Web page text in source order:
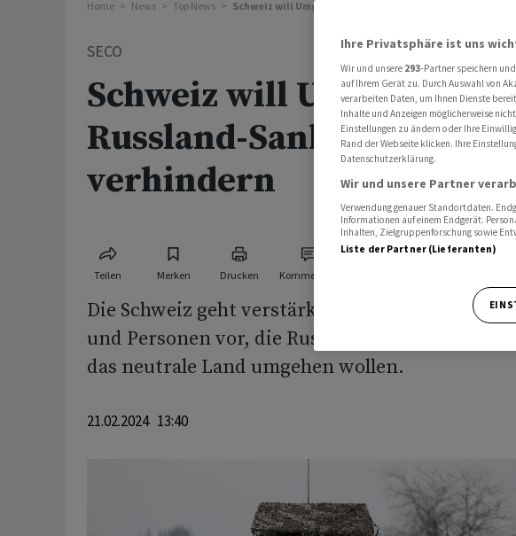
Home News Top News Schweiz will Umgehung von Russland-Sanktionen
SECO
Schweiz will Umgehung
Russland-Sanktionen
verhindern
Teilen Merken Drucken Kommentare
Die Schweiz geht verstärkt gegen Unternehmen
und Personen vor, die Russland-Sanktionen über
das neutrale Land umgehen wollen.
21.02.2024 13:40
Ihre Privatsphäre ist uns
Wir und unsere 293-Partner speichern
auf Ihrem Gerät zu. Durch Auswahl von
verarbeiten Daten, um Ihnen Dienste
Inhalte und Anzeigen möglicherweise
Einstellungen zu ändern oder Ihre
Rand der Webseite klicken. Ihre
Datenschutzerklärung.
Wir und unsere Partner
Verwendung genauer Standortdaten.
Informationen auf einem Endgerät.
Inhalten, Zielgruppenforschung sowie
Liste der Partner (Lieferanten)